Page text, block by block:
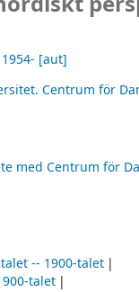
[aut]
Centrum för
med Centrum för
-- 1900-talet
talet